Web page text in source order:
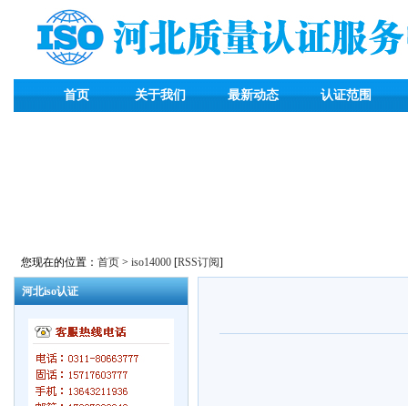
首页 关于我们 最新动态 认证范围
您现在的位置： 首页 > iso14000 [RSS订阅]
河北iso认证